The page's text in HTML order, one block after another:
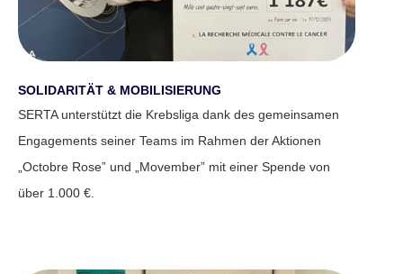
SOLIDARITÄT & MOBILISIERUNG
SERTA unterstützt die Krebsliga dank des gemeinsamen
Engagements seiner Teams im Rahmen der Aktionen
„Octobre Rose” und „Movember” mit einer Spende von
über 1.000 €.